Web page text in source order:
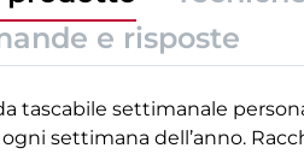
e risposte
tascabile settimanale
settimana dell’anno.